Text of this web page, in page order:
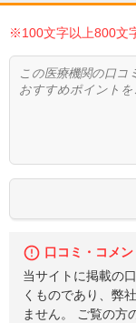
※100文字以上800文
口コミ・コメ
当サイトに掲載の
くものであり、弊
ません。 ご覧の方